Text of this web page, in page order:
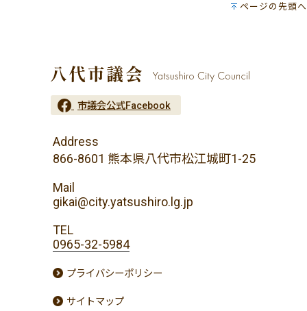
ページの先頭へ
市議会公式Facebook
Address
866-8601 熊本県八代市松江城町1-25
Mail
gikai@city.yatsushiro.lg.jp
TEL
0965-32-5984
プライバシーポリシー
サイトマップ